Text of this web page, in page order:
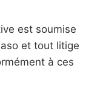
est soumise
et tout litige
à ces